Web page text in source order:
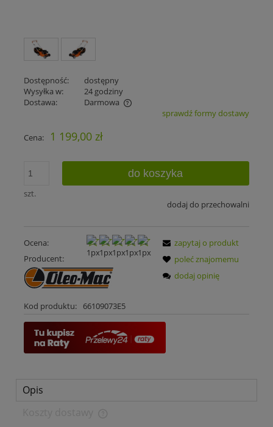
Dostępność:
dostępny
Wysyłka w:
24 godziny
Dostawa:
Darmowa
Cena nie zawiera ewentualnych kosztów płatności
sprawdź formy dostawy
Cena: 1 199,00 zł
szt.
do koszyka
dodaj do przechowalni
Ocena:
Producent:
Kod produktu: 66109073E5
zapytaj o produkt
poleć znajomemu
dodaj opinię
Opis